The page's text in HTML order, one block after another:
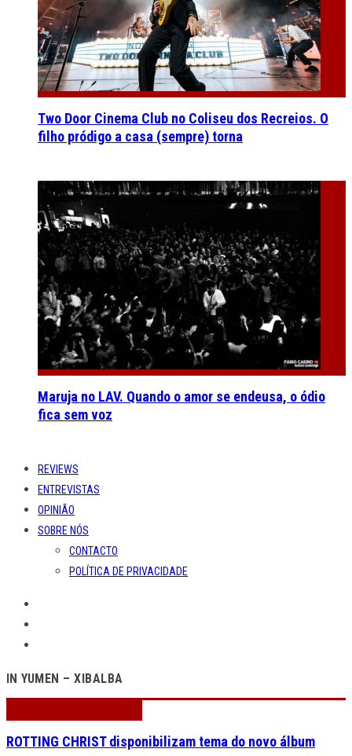
Two Door Cinema Club no Coliseu dos Recreios. O
filho pródigo a casa (sempre) torna
Maruja no LAV. Quando o amor se endeusa, o ódio
fica sem voz
REVIEWS
ENTREVISTAS
OPINIÃO
SOBRE NÓS
CONTACTO
POLÍTICA DE PRIVACIDADE
IN YUMEN – XIBALBA
ROTTING CHRIST disponibilizam tema do novo álbum